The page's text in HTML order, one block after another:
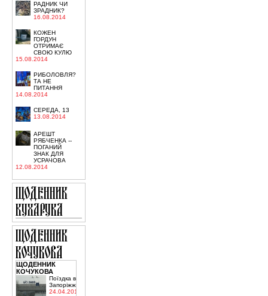
РАДНИК ЧИ
ЗРАДНИК?
16.08.2014
КОЖЕН
ГОРДУН
ОТРИМАЄ
СВОЮ КУЛЮ
15.08.2014
РИБОЛОВЛЯ?
ТА НЕ
ПИТАННЯ
14.08.2014
СЕРЕДА, 13
13.08.2014
АРЕШТ
РЯБЧЕНКА --
ПОГАНИЙ
ЗНАК ДЛЯ
УСРАЧОВА
12.08.2014
ЩОДЕННИК
КОЧУКОВА
Поїздка в
Запоріжжя
24.04.2015